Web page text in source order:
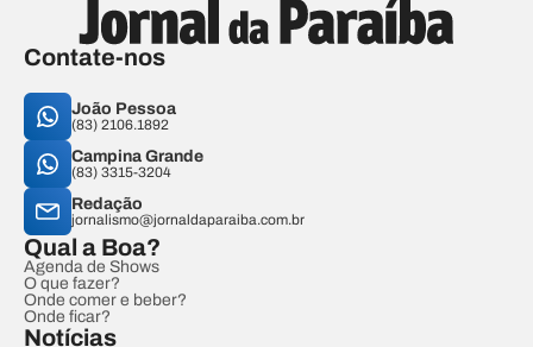
Contate-nos
João Pessoa
(83) 2106.1892
Campina Grande
(83) 3315-3204
Redação
jornalismo@jornaldaparaiba.com.br
Qual a Boa?
Agenda de Shows
O que fazer?
Onde comer e beber?
Onde ficar?
Notícias